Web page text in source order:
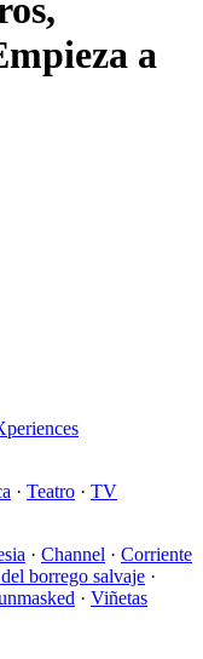
a
· Teatro · TV
· Channel · Corriente
borrego salvaje ·
· Viñetas